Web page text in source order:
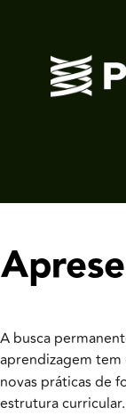
A busca
aprendizagem
novas práticas de
estrutura curricular.